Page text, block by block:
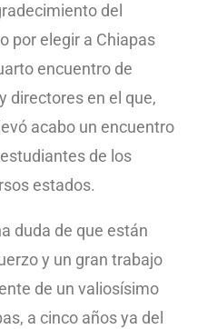
del
por elegir a Chiapas
encuentro de
directores en el que,
acabo un encuentro
de los
estados.
duda de que están
y un gran trabajo
de un valiosísimo
a cinco años ya del